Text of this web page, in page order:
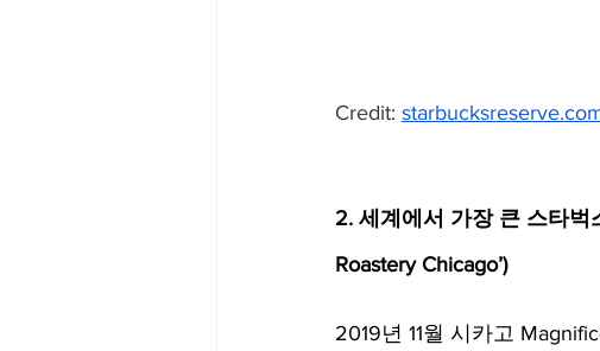
Credit:
2. 세계에서 가장 큰 스타벅
Roastery Chicago’)
2019년 11월 시카고